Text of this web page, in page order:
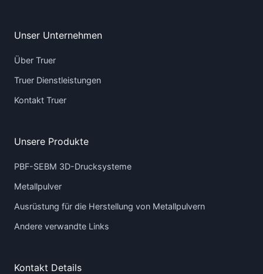
Unser Unternehmen
Über Truer
Truer Dienstleistungen
Kontakt Truer
Unsere Produkte
PBF-SEBM 3D-Drucksysteme
Metallpulver
Ausrüstung für die Herstellung von Metallpulvern
Andere verwandte Links
Kontakt Details